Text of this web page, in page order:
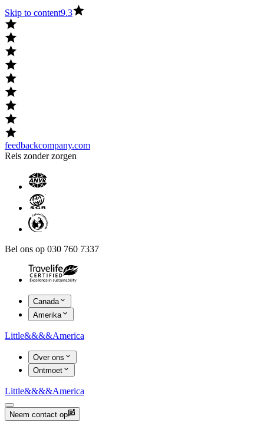
Skip to content9.3
feedbackcompany.com
Reis zonder zorgen
Bel ons op 030 760 7337
Canada
Amerika
Little&&&&America
Over ons
Ontmoet
Little&&&&America
Neem contact op